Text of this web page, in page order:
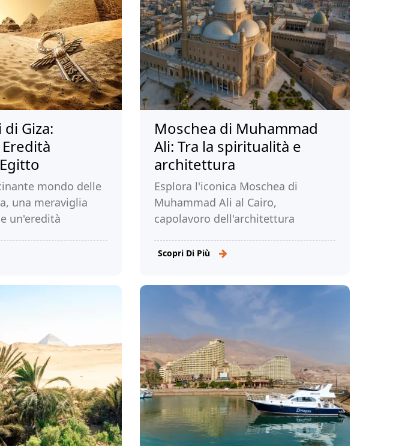
Giza:
mondo delle
una meraviglia
un'eredità
per oltre
Moschea di Muhammad
Ali: Tra la spiritualità e
architettura
Esplora l'iconica Moschea di
Muhammad Ali al Cairo,
capolavoro dell'architettura
più visitati dell'Egitto.
Scopri Di Più